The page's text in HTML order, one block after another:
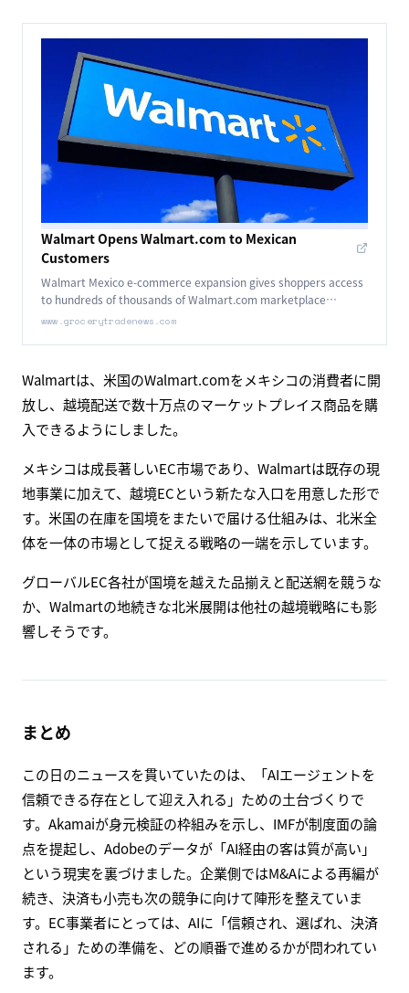
Walmart Opens Walmart.com to Mexican
Customers
Walmart Mexico e-commerce expansion gives shoppers access
to hundreds of thousands of Walmart.com marketplace
products through cross-border shipping.
www.grocerytradenews.com
Walmartは、米国のWalmart.comをメキシコの消費者に開
放し、越境配送で数十万点のマーケットプレイス商品を購
入できるようにしました。
メキシコは成長著しいEC市場であり、Walmartは既存の現
地事業に加えて、越境ECという新たな入口を用意した形で
す。米国の在庫を国境をまたいで届ける仕組みは、北米全
体を一体の市場として捉える戦略の一端を示しています。
グローバルEC各社が国境を越えた品揃えと配送網を競うな
か、Walmartの地続きな北米展開は他社の越境戦略にも影
響しそうです。
まとめ
この日のニュースを貫いていたのは、「AIエージェントを
信頼できる存在として迎え入れる」ための土台づくりで
す。Akamaiが身元検証の枠組みを示し、IMFが制度面の論
点を提起し、Adobeのデータが「AI経由の客は質が高い」
という現実を裏づけました。企業側ではM&Aによる再編が
続き、決済も小売も次の競争に向けて陣形を整えていま
す。EC事業者にとっては、AIに「信頼され、選ばれ、決済
される」ための準備を、どの順番で進めるかが問われてい
ます。